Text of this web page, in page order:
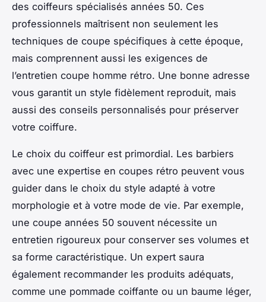
des coiffeurs spécialisés années 50. Ces
professionnels maîtrisent non seulement les
techniques de coupe spécifiques à cette époque,
mais comprennent aussi les exigences de
l’entretien coupe homme rétro. Une bonne adresse
vous garantit un style fidèlement reproduit, mais
aussi des conseils personnalisés pour préserver
votre coiffure.
Le choix du coiffeur est primordial. Les barbiers
avec une expertise en coupes rétro peuvent vous
guider dans le choix du style adapté à votre
morphologie et à votre mode de vie. Par exemple,
une coupe années 50 souvent nécessite un
entretien rigoureux pour conserver ses volumes et
sa forme caractéristique. Un expert saura
également recommander les produits adéquats,
comme une pommade coiffante ou un baume léger,